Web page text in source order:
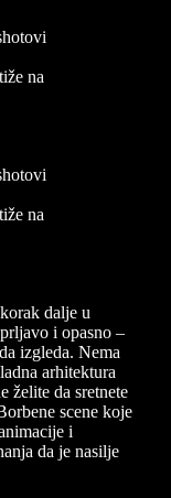
dalje u
i opasno –
izgleda. Nema
arhitektura
želite da sretnete
scene koje
i
da je nasilje